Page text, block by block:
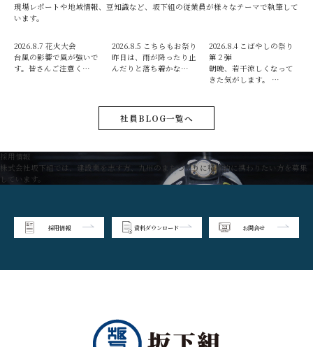
現場レポートや地域情報、豆知識など、坂下組の従業員が様々なテーマで執筆して
います。
2026.8.7 花火大会
台風の影響で風が強いで
す。皆さんご注意く…
2026.8.5 こちらもお祭り
昨日は、雨が降ったり止
んだりと落ち着かな…
2026.8.4 こばやしの祭り
第２弾
朝晩、若干涼しくなって
きた気がします。 …
社員BLOG一覧へ
採用情報
株式会社坂下組では、建設業を志す方、九州のまちづくりに積極的に携わりたい方を募集
しています。
採用情報 資料ダウンロード お問合せ